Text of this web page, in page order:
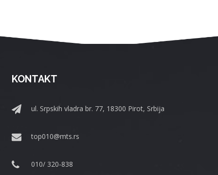
KONTAKT
ul. Srpskih vladra br. 77, 18300 Pirot, Srbija
top010@mts.rs
010/ 320-838